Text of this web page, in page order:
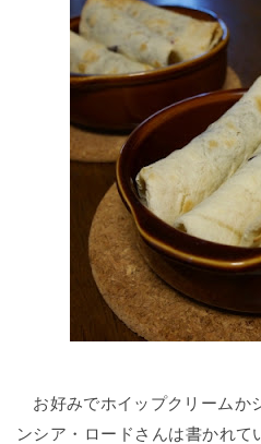
お好みでホイップクリームか
ンシア・ロードさんは書かれ